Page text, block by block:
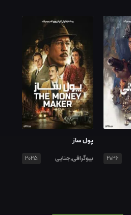
2026
پول ساز
بیوگرافی,جنایی 2025